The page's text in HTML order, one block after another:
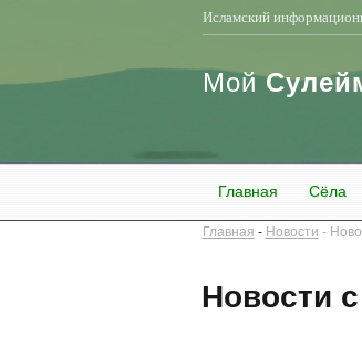
Исламский
Мой
Главная Сёла
Главная Новости
Новости